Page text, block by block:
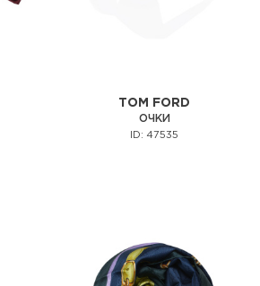
TOM FORD
ОЧКИ
ID: 47535